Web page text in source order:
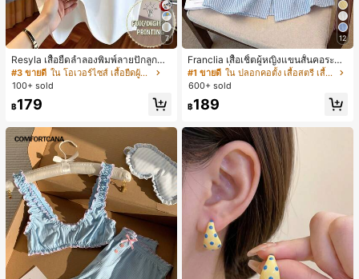
7
Resyla เสื้อยืดลำลองพิมพ์ลายปักลูกปัด
รูปโบว์ขนาดใหญ่สำหรับผู้หญิง
#3 ขายดี
ใน โอเวอร์ไซส์ เสื้อยืดผู้หญิง
100+ sold
฿179
12
Franclia เสื้อเชิ้ตผู้หญิงแขนสั้นคอระบา
ยกระดุมเดี่ยวลายทาง
#1 ขายดี
ใน ปลอกคอตั้ง เสื้อสตรี เสื้อเบลาส์ & Tee
600+ sold
฿189